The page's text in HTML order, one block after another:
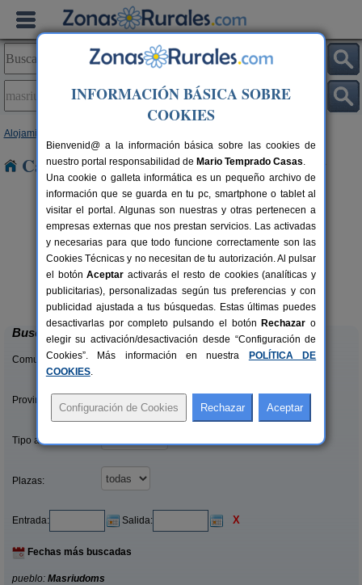
Alojamientos
Casas Rurales en Masriudoms
2-7+2 pers.
desde69 €
Ca Calbet
Margalef (Tarragona)
Buscar
Comunidades:
Provincias/Islas:
Tipo alquiler:
Plazas:
Entrada: Salida: X
Fechas más buscadas
pueblo: Masriudoms
INFORMACIÓN BÁSICA SOBRE
COOKIES
Bienvenid@ a la información básica sobre las cookies de
nuestro portal responsabilidad de Mario Temprado Casas.
Una cookie o galleta informática es un pequeño archivo de
información que se guarda en tu pc, smartphone o tablet al
visitar el portal. Algunas son nuestras y otras pertenecen a
empresas externas que nos prestan servicios. Las activadas
y necesarias para que todo funcione correctamente son las
Cookies Técnicas y no necesitan de tu autorización. Al pulsar
el botónAceptar activarás el resto de cookies (analíticas y
publicitarias), personalizadas según tus preferencias y con
publicidad ajustada a tus búsquedas. Estas últimas puedes
desactivarlas por completo pulsando el botón Rechazar o
elegir su activación/desactivación desde “Configuración de
Cookies”. Más información en nuestra
POLÍTICA DE
COOKIES.